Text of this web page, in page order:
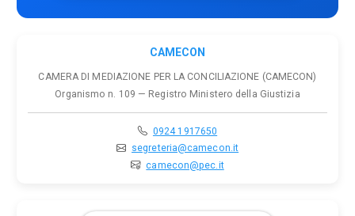
CAMECON
CAMERA DI MEDIAZIONE PER LA CONCILIAZIONE (CAMECON)
Organismo n. 109 — Registro Ministero della Giustizia
0924 1917650
segreteria@camecon.it
camecon@pec.it